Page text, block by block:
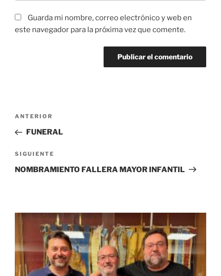
Guarda mi nombre, correo electrónico y web en
este navegador para la próxima vez que comente.
Navegación
entradas
Entrada
anterior:
ANTERIOR
FUNERAL
Siguiente
entrada
SIGUIENTE
NOMBRAMIENTO FALLERA MAYOR INFANTIL